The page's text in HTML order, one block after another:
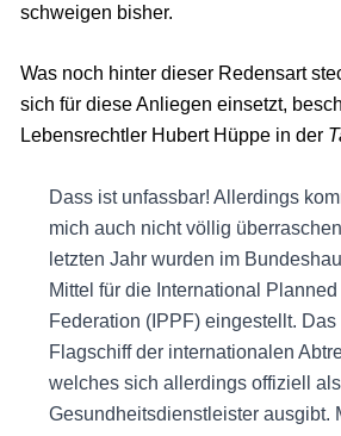
schweigen bisher.
Was noch hinter dieser Redensart
sich für diese Anliegen einsetzt,
Lebensrechtler Hubert Hüppe in der
Dass ist unfassbar! Allerdings
mich auch nicht völlig
letzten Jahr wurden im
Mittel für die International
Federation (IPPF) eingestellt. Das
Flagschiff der internationalen
welches sich allerdings offiziell als
Gesundheitsdienstleister ausgibt.